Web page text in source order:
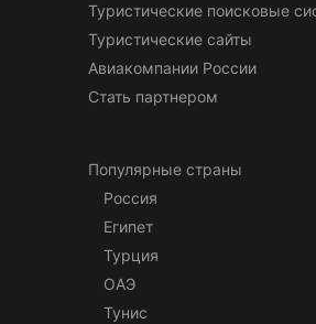
Туристические поисковые
Туристические сайты
Авиакомпании России
Стать партнером
Популярные страны
Россия
Египет
Турция
ОАЭ
Тунис